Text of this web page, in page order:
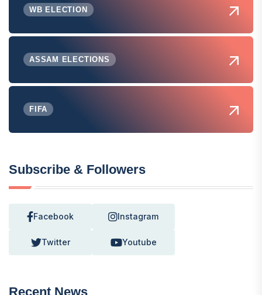
WB ELECTION
ASSAM ELECTIONS
FIFA
Subscribe & Followers
Facebook Instagram
Twitter Youtube
Recent News